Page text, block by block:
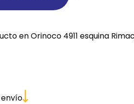
THREE DOGS
Ver todas
en Orinoco 4911 esquina